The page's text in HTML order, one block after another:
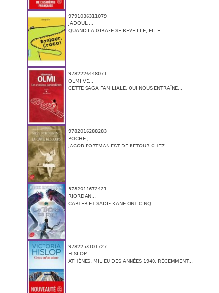
9791036311079
JADOUL ...
QUAND LA GIRAFE SE RÉVEILLE, ELLE...
9782226448071
OLMI VE...
CETTE SAGA FAMILIALE, QUI NOUS ENTRAÎNE...
9782016288283
POCHE J...
JACOB PORTMAN EST DE RETOUR CHEZ...
9782011672421
RIORDAN...
CARTER ET SADIE KANE ONT CINQ...
9782253101727
HISLOP ...
ATHÈNES, MILIEU DES ANNÉES 1940. RÉCEMMENT...